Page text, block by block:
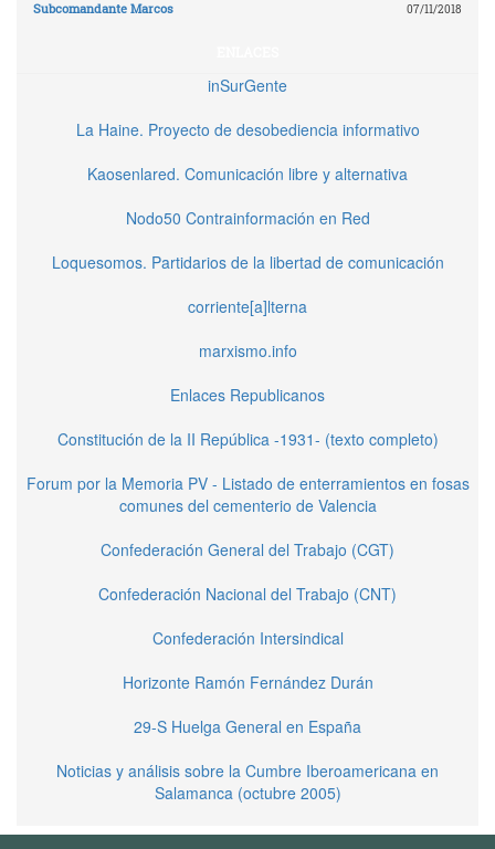
Subcomandante Marcos 07/11/2018
inSurGente
La Haine. Proyecto de desobediencia informativo
Kaosenlared. Comunicación libre y alternativa
Nodo50 Contrainformación en Red
Loquesomos. Partidarios de la libertad de comunicación
corriente[a]lterna
marxismo.info
Enlaces Republicanos
Constitución de la II República -1931- (texto completo)
Forum por la Memoria PV - Listado de enterramientos en fosas
comunes del cementerio de Valencia
Confederación General del Trabajo (CGT)
Confederación Nacional del Trabajo (CNT)
Confederación Intersindical
Horizonte Ramón Fernández Durán
29-S Huelga General en España
Noticias y análisis sobre la Cumbre Iberoamericana en
Salamanca (octubre 2005)